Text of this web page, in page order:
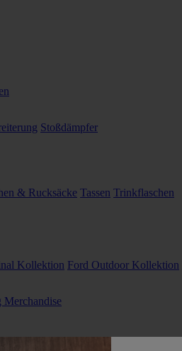
Stoßdämpfer
& Rucksäcke Tassen Trinkflaschen
Kollektion Ford Outdoor Kollektion
Merchandise